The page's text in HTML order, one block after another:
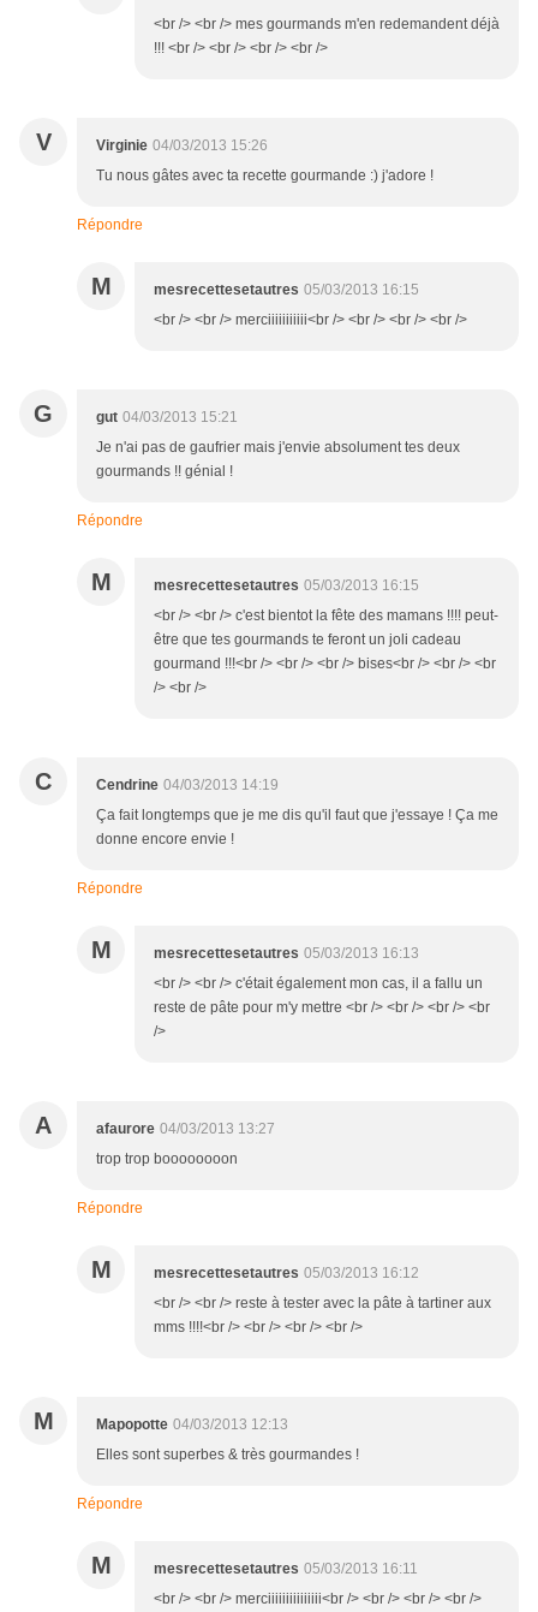
<br /> <br /> mes gourmands m'en redemandent déjà
!!! <br /> <br /> <br /> <br />
V Virginie 04/03/2013 15:26
Tu nous gâtes avec ta recette gourmande :) j'adore !
Répondre
M mesrecettesetautres 05/03/2013 16:15
<br /> <br /> merciiiiiiiiiii<br /> <br /> <br /> <br />
G gut 04/03/2013 15:21
Je n'ai pas de gaufrier mais j'envie absolument tes deux
gourmands !! génial !
Répondre
M mesrecettesetautres 05/03/2013 16:15
<br /> <br /> c'est bientot la fête des mamans !!!! peut-
être que tes gourmands te feront un joli cadeau
gourmand !!!<br /> <br /> <br /> bises<br /> <br /> <br
/> <br />
C Cendrine 04/03/2013 14:19
Ça fait longtemps que je me dis qu'il faut que j'essaye ! Ça me
donne encore envie !
Répondre
M mesrecettesetautres 05/03/2013 16:13
<br /> <br /> c'était également mon cas, il a fallu un
reste de pâte pour m'y mettre <br /> <br /> <br /> <br
/>
A afaurore 04/03/2013 13:27
trop trop boooooooon
Répondre
M mesrecettesetautres 05/03/2013 16:12
<br /> <br /> reste à tester avec la pâte à tartiner aux
mms !!!!<br /> <br /> <br /> <br />
M Mapopotte 04/03/2013 12:13
Elles sont superbes & très gourmandes !
Répondre
M mesrecettesetautres 05/03/2013 16:11
<br /> <br /> merciiiiiiiiiiiiiii<br /> <br /> <br /> <br />